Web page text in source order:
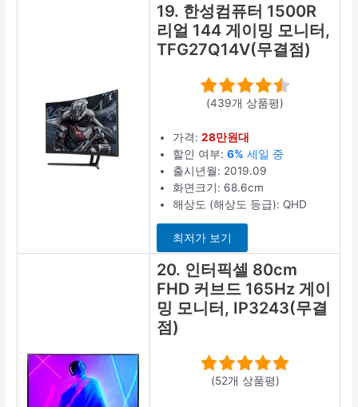
19. 한성컴퓨터 1500R
리얼 144 게이밍 모니터,
TFG27Q14V(무결점)
(439개 상품평)
가격:28만원대
할인 여부:6% 세일 중
출시년월: 2019.09
화면크기: 68.6cm
해상도 (해상도 등급): QHD
최저가 보기
20. 인터픽셀 80cm
FHD 커브드 165Hz 게이
밍 모니터, IP3243(무결
점)
(52개 상품평)